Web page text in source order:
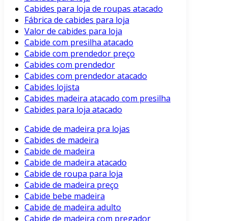
Cabides para loja de roupas atacado
Fábrica de cabides para loja
Valor de cabides para loja
Cabide com presilha atacado
Cabide com prendedor preço
Cabides com prendedor
Cabides com prendedor atacado
Cabides lojista
Cabides madeira atacado com presilha
Cabides para loja atacado
Cabide de madeira pra lojas
Cabides de madeira
Cabide de madeira
Cabide de madeira atacado
Cabide de roupa para loja
Cabide de madeira preço
Cabide bebe madeira
Cabide de madeira adulto
Cabide de madeira com pregador